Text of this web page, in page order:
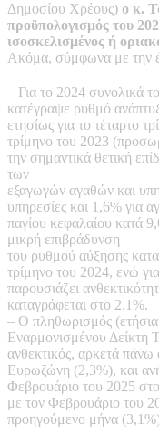
Δημοσίου Χρέους) ο κ.
προϋπολογισμός του
ισοσκελισμένος ή
Ακόμα, σύμφωνα με την
– Για το 2024 συνολικά
κατέγραψε ρυθμό
ετησίως για το τέταρτο
τρίμηνο του 2023
την σημαντικά θετική
των
εξαγωγών αγαθών και
υπηρεσίες και 1,6% για
παγίου κεφαλαίου κατά
μικρή επιβράδυνση
του ρυθμού αύξησης
τρίμηνο του 2024, ενώ
παρουσιάζει
καταγράφεται στο 2,1%.
– Ο πληθωρισμός
Εναρμονισμένου Δείκτη
ανθεκτικός, αρκετά
Ευρωζώνη (2,3%), και
Φεβρουάριο του 2025
με τον Φεβρουάριο του
προηγούμενο μήνα